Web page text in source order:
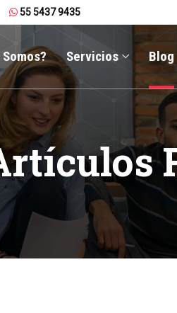
55 5437 9435
Servicios Blog